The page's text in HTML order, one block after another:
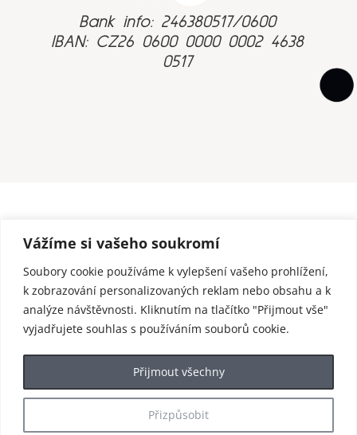
Vážíme si vašeho soukromí
Soubory cookie používáme k vylepšení vašeho prohlížení,
k zobrazování personalizovaných reklam nebo obsahu a k
analýze návštěvnosti. Kliknutím na tlačítko "Přijmout vše"
vyjadřujete souhlas s používáním souborů cookie.
Přizpůsobit
Přijmout všechny
Bank info: 246380517/0600
IBAN: CZ26 0600 0000 0002 4638
0517
© 2025 enjoy Harrachov / webdesign byBND&